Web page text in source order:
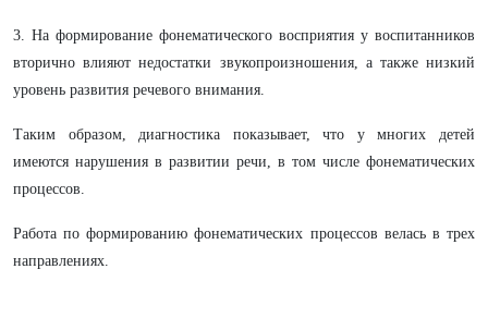
3. На формирование фонематического восприятия у воспитанников
вторично влияют недостатки звукопроизношения, а также низкий
уровень развития речевого внимания.
Таким образом, диагностика показывает, что у многих детей
имеются нарушения в развитии речи, в том числе фонематических
процессов.
Работа по формированию фонематических процессов велась в трех
направлениях.